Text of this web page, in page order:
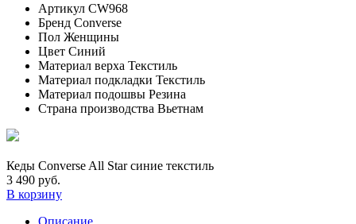
Артикул CW968
Бренд Converse
Пол Женщины
Цвет Синий
Материал верха Текстиль
Материал подкладки Текстиль
Материал подошвы Резина
Страна производства Вьетнам
Кеды Converse All Star синие текстиль
3 490 руб.
В корзину
Описание